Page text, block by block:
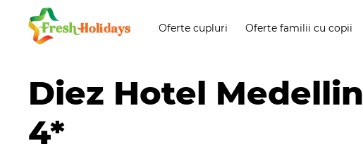
Oferte cupluri Oferte familii cu copii
Diez Hotel Medellin
4*